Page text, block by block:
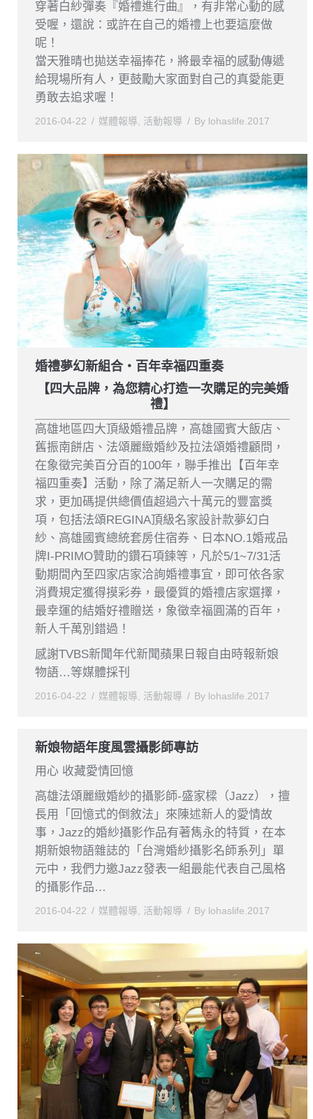
穿著白紗彈奏『婚禮進行曲』，有非常心動的感
受喔，還說：或許在自己的婚禮上也要這麼做
呢！
當天雅晴也拋送幸福捧花，將最幸福的感動傳遞
給現場所有人，更鼓勵大家面對自己的真愛能更
勇敢去追求喔！
2016-04-22 媒體報導, 活動報導 By lohaslife.2017
婚禮夢幻新組合‧百年幸福四重奏
【四大品牌，為您精心打造一次購足的完美婚
禮】
高雄地區四大頂級婚禮品牌，高雄國賓大飯店、
舊振南餅店、法頌麗緻婚紗及拉法頌婚禮顧問，
在象徵完美百分百的100年，聯手推出【百年幸
福四重奏】活動，除了滿足新人一次購足的需
求，更加碼提供總價值超過六十萬元的豐富獎
項，包括法頌REGINA頂級名家設計款夢幻白
紗、高雄國賓總統套房住宿券、日本NO.1婚戒品
牌I-PRIMO贊助的鑽石項鍊等，凡於5/1~7/31活
動期間內至四家店家洽詢婚禮事宜，即可依各家
消費規定獲得摸彩券，最優質的婚禮店家選擇，
最幸運的結婚好禮贈送，象徵幸福圓滿的百年，
新人千萬別錯過！
感謝TVBS新聞年代新聞蘋果日報自由時報新娘
物語…等媒體採刊
2016-04-22 媒體報導, 活動報導 By lohaslife.2017
新娘物語年度風雲攝影師專訪
用心 收藏愛情回憶
高雄法頌麗緻婚紗的攝影師-盛家樑（Jazz），擅
長用「回憶式的倒敘法」來陳述新人的愛情故
事，Jazz的婚紗攝影作品有著雋永的特質，在本
期新娘物語雜誌的「台灣婚紗攝影名師系列」單
元中，我們力邀Jazz發表一組最能代表自己風格
的攝影作品…
2016-04-22 媒體報導, 活動報導 By lohaslife.2017